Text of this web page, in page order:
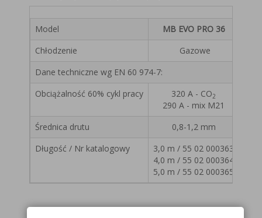
Model
MB EVO PRO 36
Chłodzenie
Gazowe
Dane techniczne wg EN 60 974-7:
Obciążalność 60% cykl pracy
320 A - CO2
290 A - mix M21
Średnica drutu
0,8-1,2 mm
Długość / Nr katalogowy
3,0 m / 55 02 000363
4,0 m / 55 02 000364
5,0 m / 55 02 000365